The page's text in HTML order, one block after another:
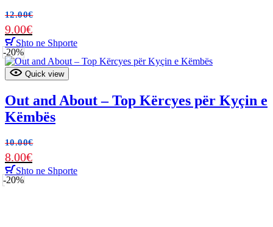
12.00€
9.00€
Shto ne Shporte
-20%
Quick view
Out and About – Top Kërcyes për Kyçin e
Këmbës
10.00€
8.00€
Shto ne Shporte
-20%